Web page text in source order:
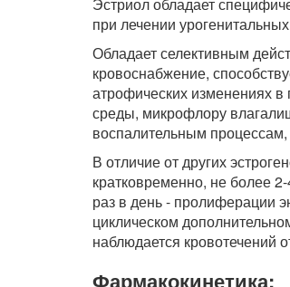
при лечении
Обладает селективным
кровоснабжение,
атрофических изменениях
среды, микрофлору
воспалительным процессам,
В отличие от других
кратковременно, не более
раз в день - пролиферации
циклическом
наблюдается кровотечений
Фармакокинетика: